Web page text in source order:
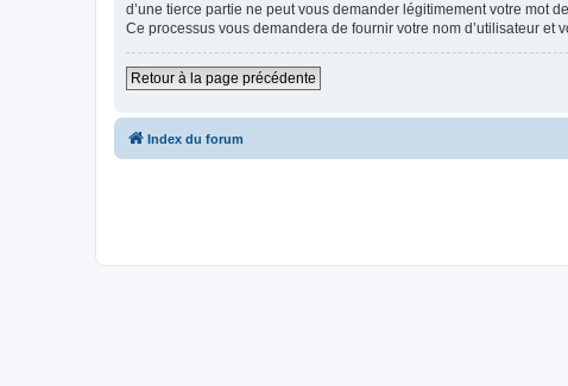
d’une tierce partie ne peut vous demander légitimement votre mot
Ce processus vous demandera de fournir votre nom d’utilisateur
Retour à la page précédente
Index du forum